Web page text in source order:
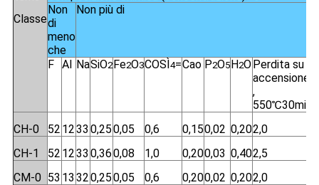
Classe
Non
di
meno
che
Non più di
F Al NaSiO2Fe2O3COSÌ4=Cao P2O5H2OPerdita su
accensione
,
550℃30min
CH-0
52 1233 0,250,05 0,6 0,150,02 0,202,0
CH-1
52 1233 0,360,08 1,0 0,200,03 0,402,5
CM-0 53 13 320,250,05 0,6 0,200,02 0,202,0